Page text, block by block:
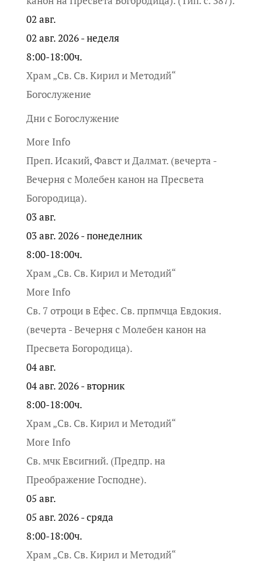
02 авг.
02 авг. 2026 - неделя
8:00-18:00ч.
Храм „Св. Св. Кирил и Методий“
Богослужение
Дни с Богослужение
More Info
Преп. Исакий, Фавст и Далмат. (вечерта -
Вечерня с Молебен канон на Пресвета
Богородица).
03авг.
03 авг. 2026 - понеделник
8:00-18:00ч.
Храм „Св. Св. Кирил и Методий“
More Info
Св. 7 отроци в Ефес. Св. прпмчца Евдокия.
(вечерта - Вечерня с Молебен канон на
Пресвета Богородица).
04авг.
04 авг. 2026 - вторник
8:00-18:00ч.
Храм „Св. Св. Кирил и Методий“
More Info
Св. мчк Евсигний. (Предпр. на
Преображение Господне).
05 авг.
05 авг. 2026 - сряда
8:00-18:00ч.
Храм „Св. Св. Кирил и Методий“